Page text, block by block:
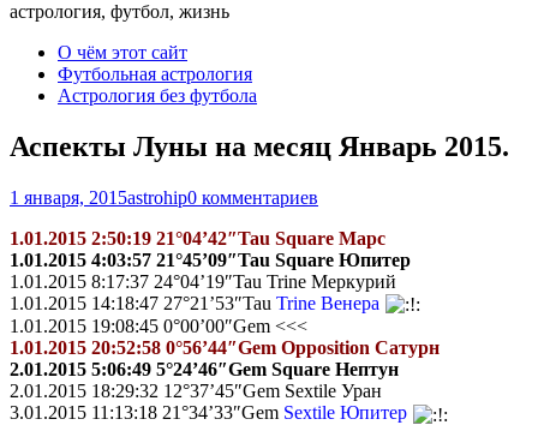
астрология, футбол, жизнь
О чём этот сайт
Футбольная астрология
Астрология без футбола
Аспекты Луны на месяц Январь 2015.
1 января, 2015astrohip0 комментариев
1.01.2015 2:50:19 21°04’42″Tau Square Марс
1.01.2015 4:03:57 21°45’09″Tau Square Юпитер
1.01.2015 8:17:37 24°04’19″Tau Trine Меркурий
1.01.2015 14:18:47 27°21’53″Tau Trine Венера
1.01.2015 19:08:45 0°00’00″Gem <<<
1.01.2015 20:52:58 0°56’44″Gem Opposition Сатурн
2.01.2015 5:06:49 5°24’46″Gem Square Нептун
2.01.2015 18:29:32 12°37’45″Gem Sextile Уран
3.01.2015 11:13:18 21°34’33″Gem Sextile Юпитер